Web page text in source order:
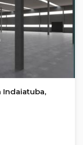
Indaiatuba,